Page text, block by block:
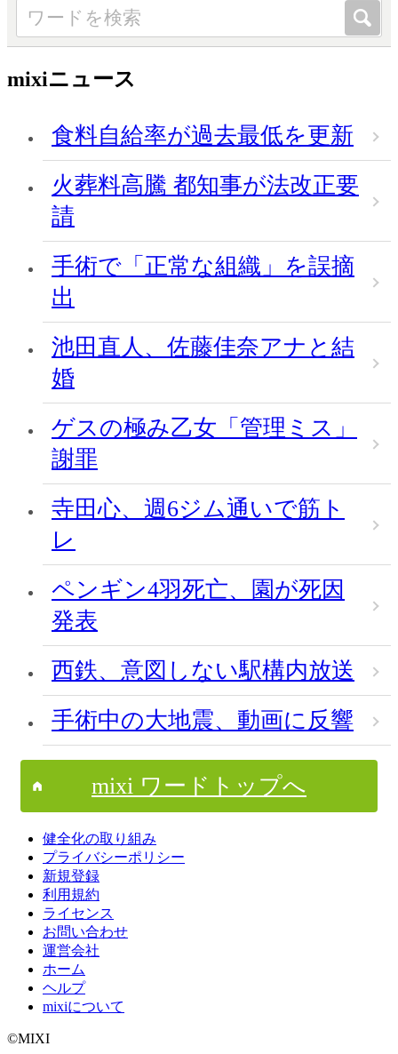
mixiニュース
食料自給率が過去最低を更新
火葬料高騰 都知事が法改正要
請
手術で「正常な組織」を誤摘
出
池田直人、佐藤佳奈アナと結
婚
ゲスの極み乙女「管理ミス」
謝罪
寺田心、週6ジム通いで筋ト
レ
ペンギン4羽死亡、園が死因
発表
西鉄、意図しない駅構内放送
手術中の大地震、動画に反響
mixi ワードトップへ
健全化の取り組み
プライバシーポリシー
新規登録
利用規約
ライセンス
お問い合わせ
運営会社
ホーム
ヘルプ
mixiについて
©MIXI